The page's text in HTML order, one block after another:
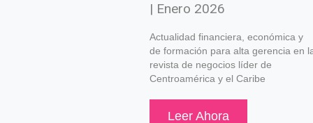
| Enero 2026
Actualidad financiera, económica y
de formación para alta gerencia en
revista de negocios líder de
Centroamérica y el Caribe
Leer Ahora